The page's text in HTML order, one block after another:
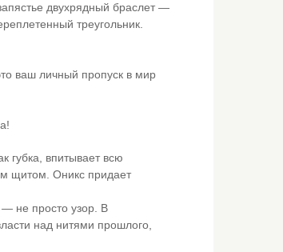
двухрядный браслет —
треугольник.
ваш личный пропуск в мир
губка, впитывает всю
щитом. Оникс придает
— не просто узор. В
над нитями прошлого,